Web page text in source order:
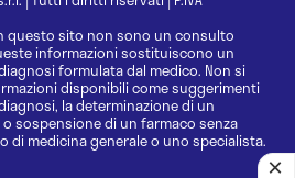
questo sito non sono un consulto
informazioni sostituiscono un
formulata dal medico. Non si
disponibili come suggerimenti
la determinazione di un
sospensione di un farmaco senza
di medicina generale o uno specialista.